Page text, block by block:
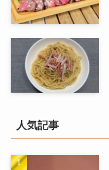
人気記事